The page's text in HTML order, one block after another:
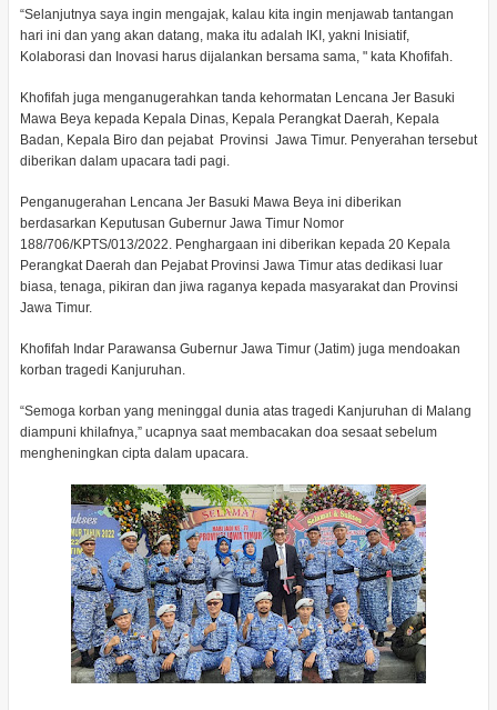
“Selanjutnya saya ingin mengajak, kalau kita ingin menjawab tantangan
hari ini dan yang akan datang, maka itu adalah IKI, yakni Inisiatif,
Kolaborasi dan Inovasi harus dijalankan bersama sama, " kata Khofifah.
Khofifah juga menganugerahkan tanda kehormatan Lencana Jer Basuki
Mawa Beya kepada Kepala Dinas, Kepala Perangkat Daerah, Kepala
Badan, Kepala Biro dan pejabat Provinsi Jawa Timur. Penyerahan tersebut
diberikan dalam upacara tadi pagi.
Penganugerahan Lencana Jer Basuki Mawa Beya ini diberikan
berdasarkan Keputusan Gubernur Jawa Timur Nomor
188/706/KPTS/013/2022. Penghargaan ini diberikan kepada 20 Kepala
Perangkat Daerah dan Pejabat Provinsi Jawa Timur atas dedikasi luar
biasa, tenaga, pikiran dan jiwa raganya kepada masyarakat dan Provinsi
Jawa Timur.
Khofifah Indar Parawansa Gubernur Jawa Timur (Jatim) juga mendoakan
korban tragedi Kanjuruhan.
“Semoga korban yang meninggal dunia atas tragedi Kanjuruhan di Malang
diampuni khilafnya,” ucapnya saat membacakan doa sesaat sebelum
mengheningkan cipta dalam upacara.